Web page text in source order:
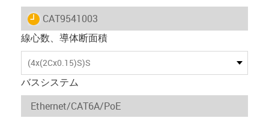
igus-icon-lieferzeit
CAT9541003
線心数、導体断面積
(4x(2Cx0.15)S)S
バスシステム